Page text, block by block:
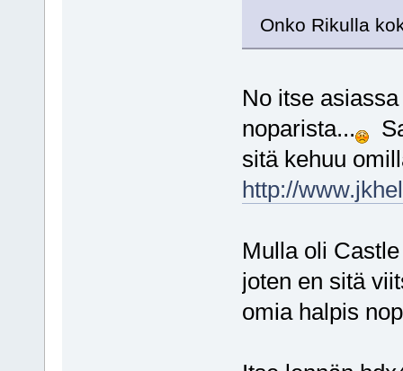
Onko Rikulla
No itse
noparista...
sitä kehuu
http://
Mulla oli
joten en sitä
omia halpis